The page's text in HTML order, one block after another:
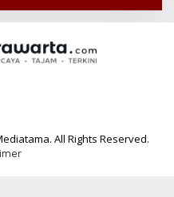
All Rights Reserved.